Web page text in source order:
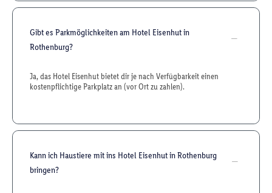
Gibt es Parkmöglichkeiten am Hotel Eisenhut in
Rothenburg?
Ja, das Hotel Eisenhut bietet dir je nach Verfügbarkeit einen
kostenpflichtige Parkplatz an (vor Ort zu zahlen).
Kann ich Haustiere mit ins Hotel Eisenhut in Rothenburg
bringen?